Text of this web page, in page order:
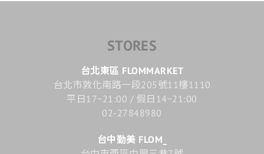
STORES
台北東區 FLOMMARKET
台北市敦化南路一段205號11樓1110
平日17~21:00 / 假日14~21:00
02-27848980
台中勤美 FLOM_